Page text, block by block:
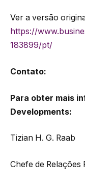
Ver a versão
https://
183899/pt/
Contato:
Para obter mais
Developments:
Tizian H. G. Raab
Chefe de Relações